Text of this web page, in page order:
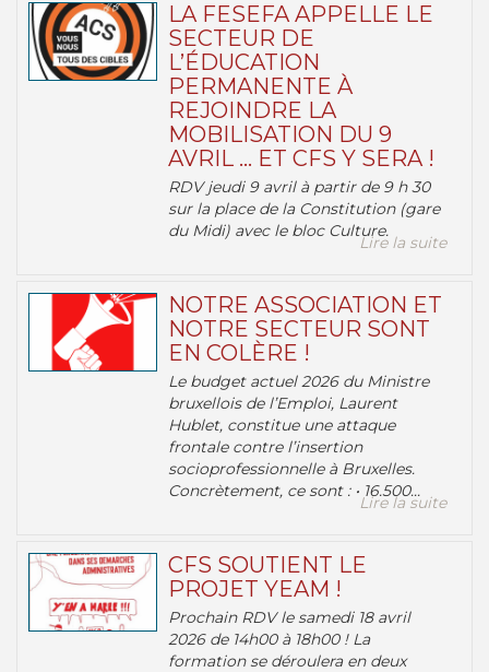
LA FESEFA APPELLE LE
SECTEUR DE
L’ÉDUCATION
PERMANENTE À
REJOINDRE LA
MOBILISATION DU 9
AVRIL … ET CFS Y SERA !
RDV jeudi 9 avril à partir de 9 h 30
sur la place de la Constitution (gare
du Midi) avec le bloc Culture.
Lire la suite
NOTRE ASSOCIATION ET
NOTRE SECTEUR SONT
EN COLÈRE !
Le budget actuel 2026 du Ministre
bruxellois de l’Emploi, Laurent
Hublet, constitue une attaque
frontale contre l’insertion
socioprofessionnelle à Bruxelles.
Concrètement, ce sont : • 16.500...
Lire la suite
CFS SOUTIENT LE
PROJET YEAM !
Prochain RDV le samedi 18 avril
2026 de 14h00 à 18h00 ! La
formation se déroulera en deux